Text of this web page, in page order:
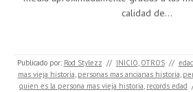
calidad de…
Publicado por: Rod Stylezz // INICIO, OTROS // edad
mas vieja historia, personas mas ancianas historia,
quien es la persona mas vieja historia, records edad